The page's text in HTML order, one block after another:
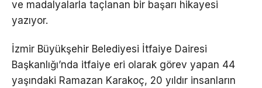
ve madalyalarla taçlanan bir başarı hikayesi
yazıyor.
İzmir Büyükşehir Belediyesi İtfaiye Dairesi
Başkanlığı’nda itfaiye eri olarak görev yapan 44
yaşındaki Ramazan Karakoç, 20 yıldır insanların